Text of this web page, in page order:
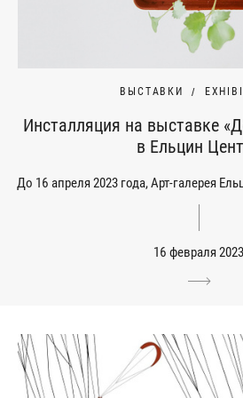
ВЫСТАВКИ
Инсталляция на выставке
в Ельцин
До 16 апреля 2023 года, Арт-галерея
16 февраля 2023